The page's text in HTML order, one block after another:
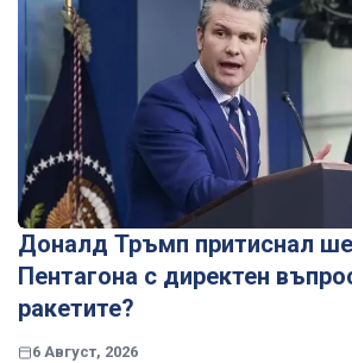
Доналд Тръмп притиснал
Пентагона с директен
ракетите?
6 Август, 2026